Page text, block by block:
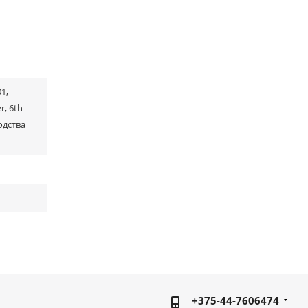
6th
+375-44-7606474